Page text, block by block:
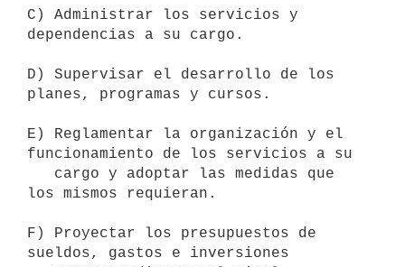
C) Administrar los servicios y
dependencias a su cargo.
D) Supervisar el desarrollo de los
planes, programas y cursos.
E) Reglamentar la organización y el
funcionamiento de los servicios a su
los mismos requieran.
F) Proyectar los presupuestos de
sueldos, gastos e inversiones